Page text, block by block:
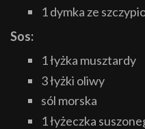
1 dymka ze
Sos:
1 łyżka musztardy
3 łyżki oliwy
sól morska
1 łyżeczka